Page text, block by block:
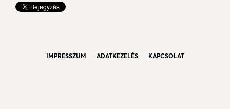
IMPRESSZUM ADATKEZELÉS KAPCSOLAT